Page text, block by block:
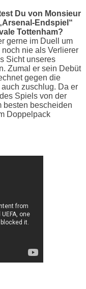
Du von Monsieur
Endspiel“
Tottenham?
gerne im Duell um
nie als Verlierer
Sicht unseres
Zumal er sein Debüt
gegen die
zuschlug. Da er
Spiels von der
besten bescheiden
Doppelpack